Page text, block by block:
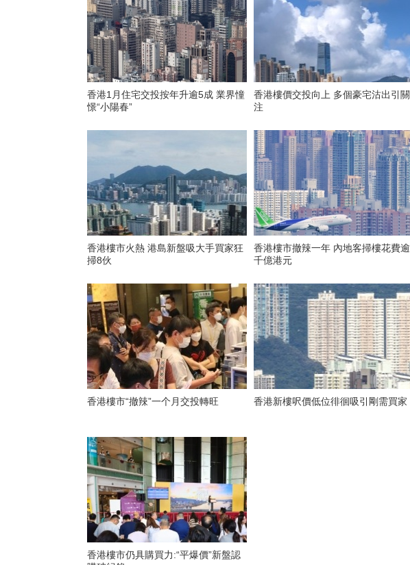
香港1月住宅交投按年升逾5成 業界憧
憬“小陽春”
香港樓價交投向上 多個豪宅沽出引關
注
香港樓市火熱 港島新盤吸大手買家狂
掃8伙
香港樓市撤辣一年 內地客掃樓花費逾
千億港元
香港樓市“撤辣”一个月交投轉旺 香港新樓呎價低位徘徊吸引剛需買家
香港樓市仍具購買力:“平爆價”新盤認